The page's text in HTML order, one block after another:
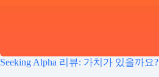
Seeking Alpha 리뷰: 가치가 있을까요?